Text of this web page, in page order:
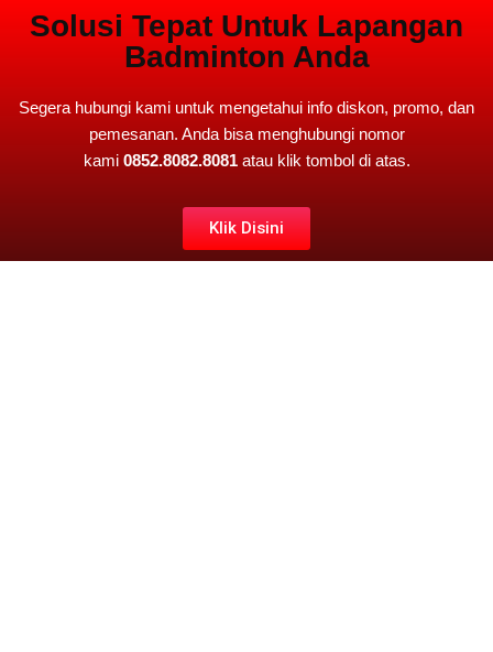
Solusi Tepat Untuk Lapangan
Badminton Anda
Segera hubungi kami untuk mengetahui info diskon, promo, dan
pemesanan. Anda bisa menghubungi nomor
kami 0852.8082.8081 atau klik tombol di atas.
Klik Disini